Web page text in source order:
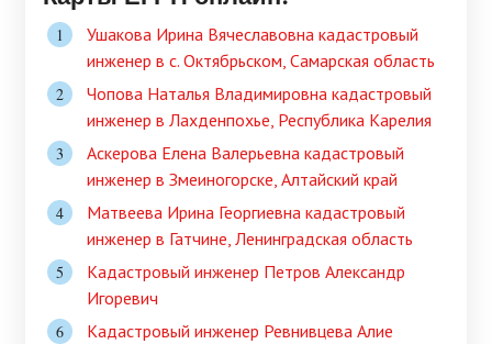
Ушакова Ирина Вячеславовна кадастровый
инженер в c. Октябрьском, Самарская область
Чопова Наталья Владимировна кадастровый
инженер в Лахденпохье, Республика Карелия
Аскерова Елена Валерьевна кадастровый
инженер в Змеиногорске, Алтайский край
Матвеева Ирина Георгиевна кадастровый
инженер в Гатчине, Ленинградская область
Кадастровый инженер Петров Александр
Игоревич
Кадастровый инженер Ревнивцева Алие